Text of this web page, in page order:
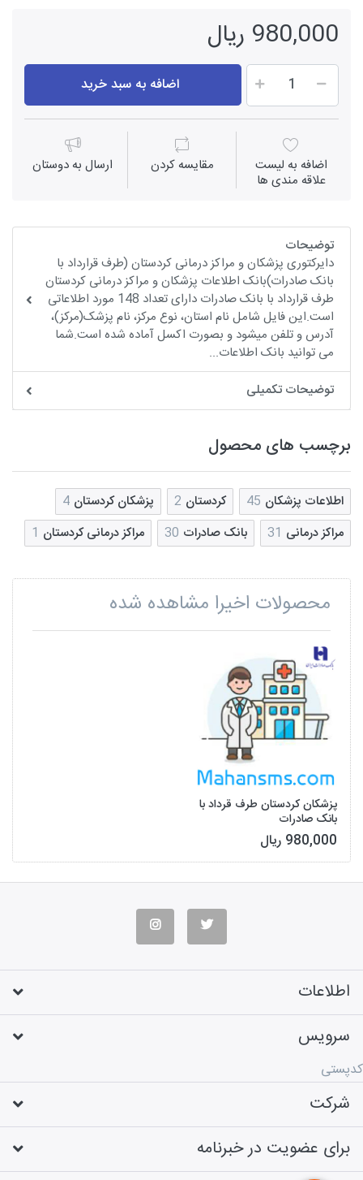
980,000 ریال
اضافه به سبد خرید
اضافه به لیست
علاقه مندی ها
مقايسه كردن ارسال به دوستان
توضیحات
دایرکتوری پزشکان و مراکز درمانی کردستان (طرف قرارداد با
بانک صادرات)بانک اطلاعات پزشکان و مراکز درمانی کردستان
طرف قرارداد با بانک صادرات دارای تعداد 148 مورد اطلاعاتی
است.این فایل شامل نام استان، نوع مرکز، نام پزشک(مرکز)،
آدرس و تلفن میشود و بصورت اکسل آماده شده است.شما
می توانید بانک اطلاعات...
توضیحات تکمیلی
برچسب های محصول
اطلاعات پزشکان 45 کردستان 2 پزشکان کردستان 4
مراکز درمانی 31 بانک صادرات 30 مراکز درمانی کردستان 1
محصولات اخیرا مشاهده شده
پزشکان کردستان طرف قرداد با
بانک صادرات
980,000 ریال
اطلاعات
سرویس
کدپستی
شرکت
برای عضویت در خبرنامه